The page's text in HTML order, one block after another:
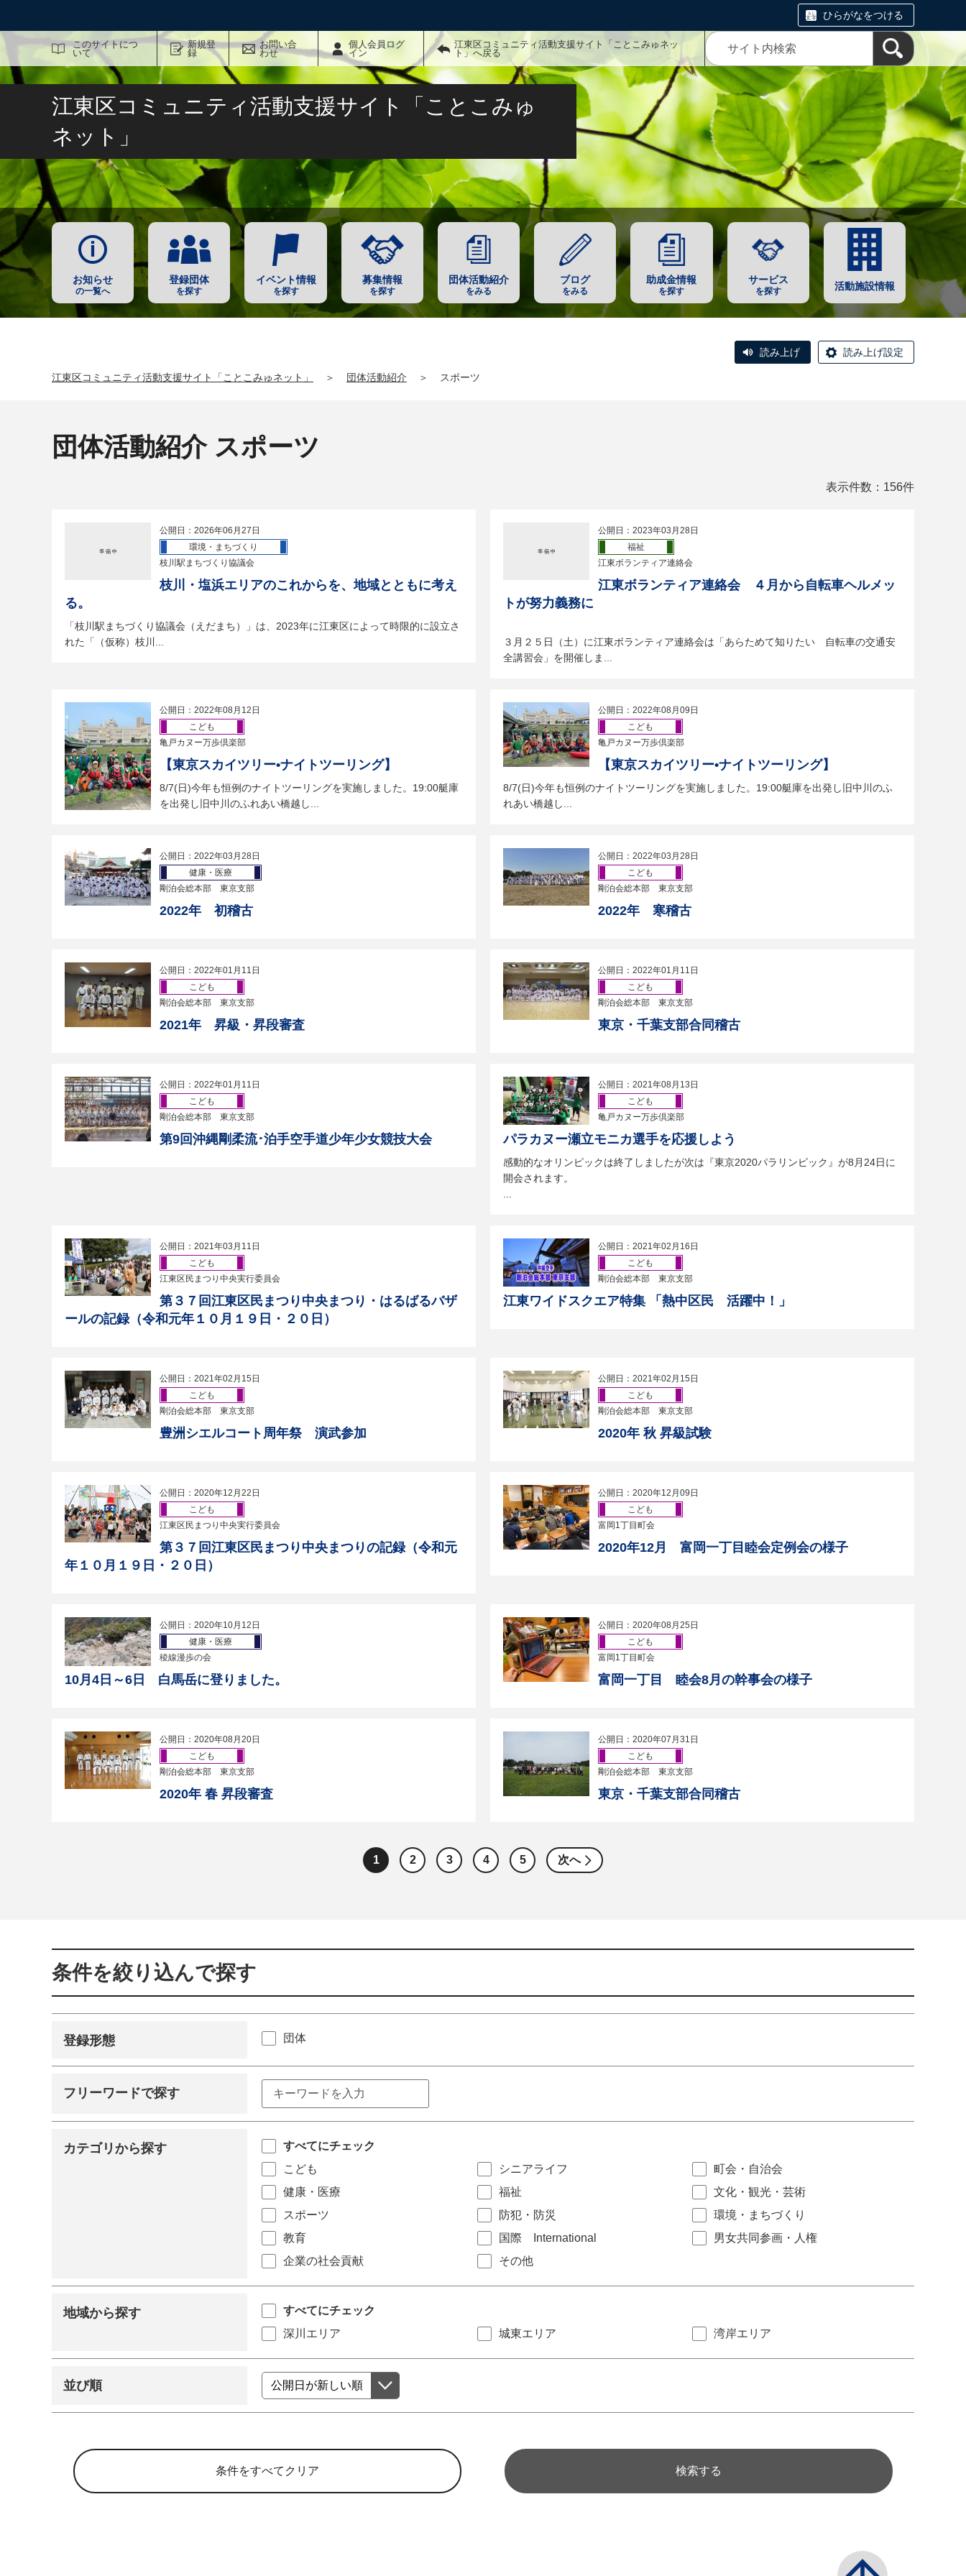
ひらがなをつける
このサイトにつ
いて
新規登
録
お問い合
わせ
個人会員ログ
イン
江東区コミュニティ活動支援サイト「ことこみゅネッ
ト」へ戻る
サイト内検索
江東区コミュニティ活動支援サイト「ことこみゅ
ネット」
お知らせ
の一覧へ
登録団体
を探す
イベント情報
を探す
募集情報
を探す
団体活動紹介
をみる
ブログ
をみる
助成金情報
を探す
サービス
を探す 活動施設情報
読み上げ 読み上げ設定
江東区コミュニティ活動支援サイト「ことこみゅネット」 ＞ 団体活動紹介 ＞ スポーツ
団体活動紹介 スポーツ
表示件数：156件
公開日：2026年06月27日
環境・まちづくり
枝川駅まちづくり協議会
枝川・塩浜エリアのこれからを、地域とともに考え
る。
「枝川駅まちづくり協議会（えだまち）」は、2023年に江東区によって時限的に設立さ
れた「（仮称）枝川...
公開日：2023年03月28日
福祉
江東ボランティア連絡会
江東ボランティア連絡会 ４月から自転車ヘルメッ
トが努力義務に
３月２５日（土）に江東ボランティア連絡会は「あらためて知りたい 自転車の交通安
全講習会」を開催しま...
公開日：2022年08月12日
こども
亀戸カヌー万歩倶楽部
【東京スカイツリー•ナイトツーリング】
8/7(日)今年も恒例のナイトツーリングを実施しました。19:00艇庫
を出発し旧中川のふれあい橋越し...
公開日：2022年08月09日
こども
亀戸カヌー万歩倶楽部
【東京スカイツリー•ナイトツーリング】
8/7(日)今年も恒例のナイトツーリングを実施しました。19:00艇庫を出発し旧中川のふ
れあい橋越し...
公開日：2022年03月28日
健康・医療
剛泊会総本部 東京支部
2022年 初稽古
公開日：2022年03月28日
こども
剛泊会総本部 東京支部
2022年 寒稽古
公開日：2022年01月11日
こども
剛泊会総本部 東京支部
2021年 昇級・昇段審査
公開日：2022年01月11日
こども
剛泊会総本部 東京支部
東京・千葉支部合同稽古
公開日：2022年01月11日
こども
剛泊会総本部 東京支部
第9回沖縄剛柔流･泊手空手道少年少女競技大会
公開日：2021年08月13日
こども
亀戸カヌー万歩倶楽部
パラカヌー瀬立モニカ選手を応援しよう
感動的なオリンピックは終了しましたが次は『東京2020パラリンピック』が8月24日に
開会されます。
公開日：2021年03月11日
こども
江東区民まつり中央実行委員会
第３７回江東区民まつり中央まつり・はるばるバザ
ールの記録（令和元年１０月１９日・２０日）
公開日：2021年02月16日
こども
剛泊会総本部 東京支部
江東ワイドスクエア特集 「熱中区民 活躍中！」
公開日：2021年02月15日
こども
剛泊会総本部 東京支部
豊洲シエルコート周年祭 演武参加
公開日：2021年02月15日
こども
剛泊会総本部 東京支部
2020年 秋 昇級試験
公開日：2020年12月22日
こども
江東区民まつり中央実行委員会
第３７回江東区民まつり中央まつりの記録（令和元
年１０月１９日・２０日）
公開日：2020年12月09日
こども
富岡1丁目町会
2020年12月 富岡一丁目睦会定例会の様子
公開日：2020年10月12日
健康・医療
稜線漫歩の会
10月4日～6日 白馬岳に登りました。
公開日：2020年08月25日
こども
富岡1丁目町会
富岡一丁目 睦会8月の幹事会の様子
公開日：2020年08月20日
こども
剛泊会総本部 東京支部
2020年 春 昇段審査
公開日：2020年07月31日
こども
剛泊会総本部 東京支部
東京・千葉支部合同稽古
1 2 3 4 5 次へ
条件を絞り込んで探す
登録形態 団体
フリーワードで探す
カテゴリから探す
すべてにチェック
こども
シニアライフ
町会・自治会
健康・医療
福祉
文化・観光・芸術
スポーツ
防犯・防災
環境・まちづくり
教育
国際 International
男女共同参画・人権
企業の社会貢献
その他
地域から探す
すべてにチェック
深川エリア
城東エリア 湾岸エリア
並び順
検索する